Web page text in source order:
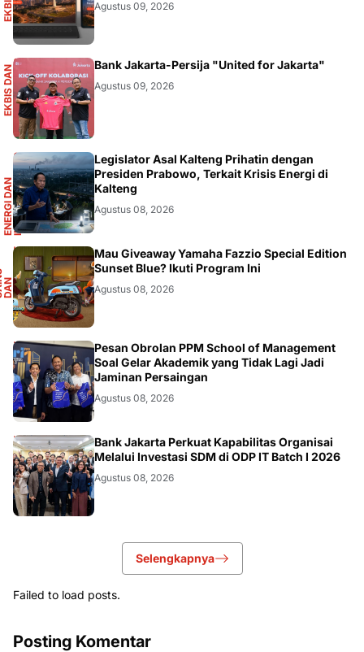
Agustus 09, 2026
E
K
B
I
S
D
A
N
I
N
F
O
G
R
A
F
IS Bank Jakarta-Persija "United for Jakarta"
Agustus 09, 2026
E
N
E
R
G
I
D
A
N
I
N
F
R
A
S
T
R
U
K
T
UR
Legislator Asal Kalteng Prihatin dengan
Presiden Prabowo, Terkait Krisis Energi di
Kalteng
Agustus 08, 2026
N
OF
Mau Giveaway Yamaha Fazzio Special Edition
Sunset Blue? Ikuti Program Ini
Agustus 08, 2026
DIKBUDRISTEK
Pesan Obrolan PPM School of Management
Soal Gelar Akademik yang Tidak Lagi Jadi
Jaminan Persaingan
Agustus 08, 2026
DIKBUDRISTEK
Bank Jakarta Perkuat Kapabilitas Organisai
Melalui Investasi SDM di ODP IT Batch I 2026
Agustus 08, 2026
Selengkapnya
Failed to load posts.
Posting Komentar